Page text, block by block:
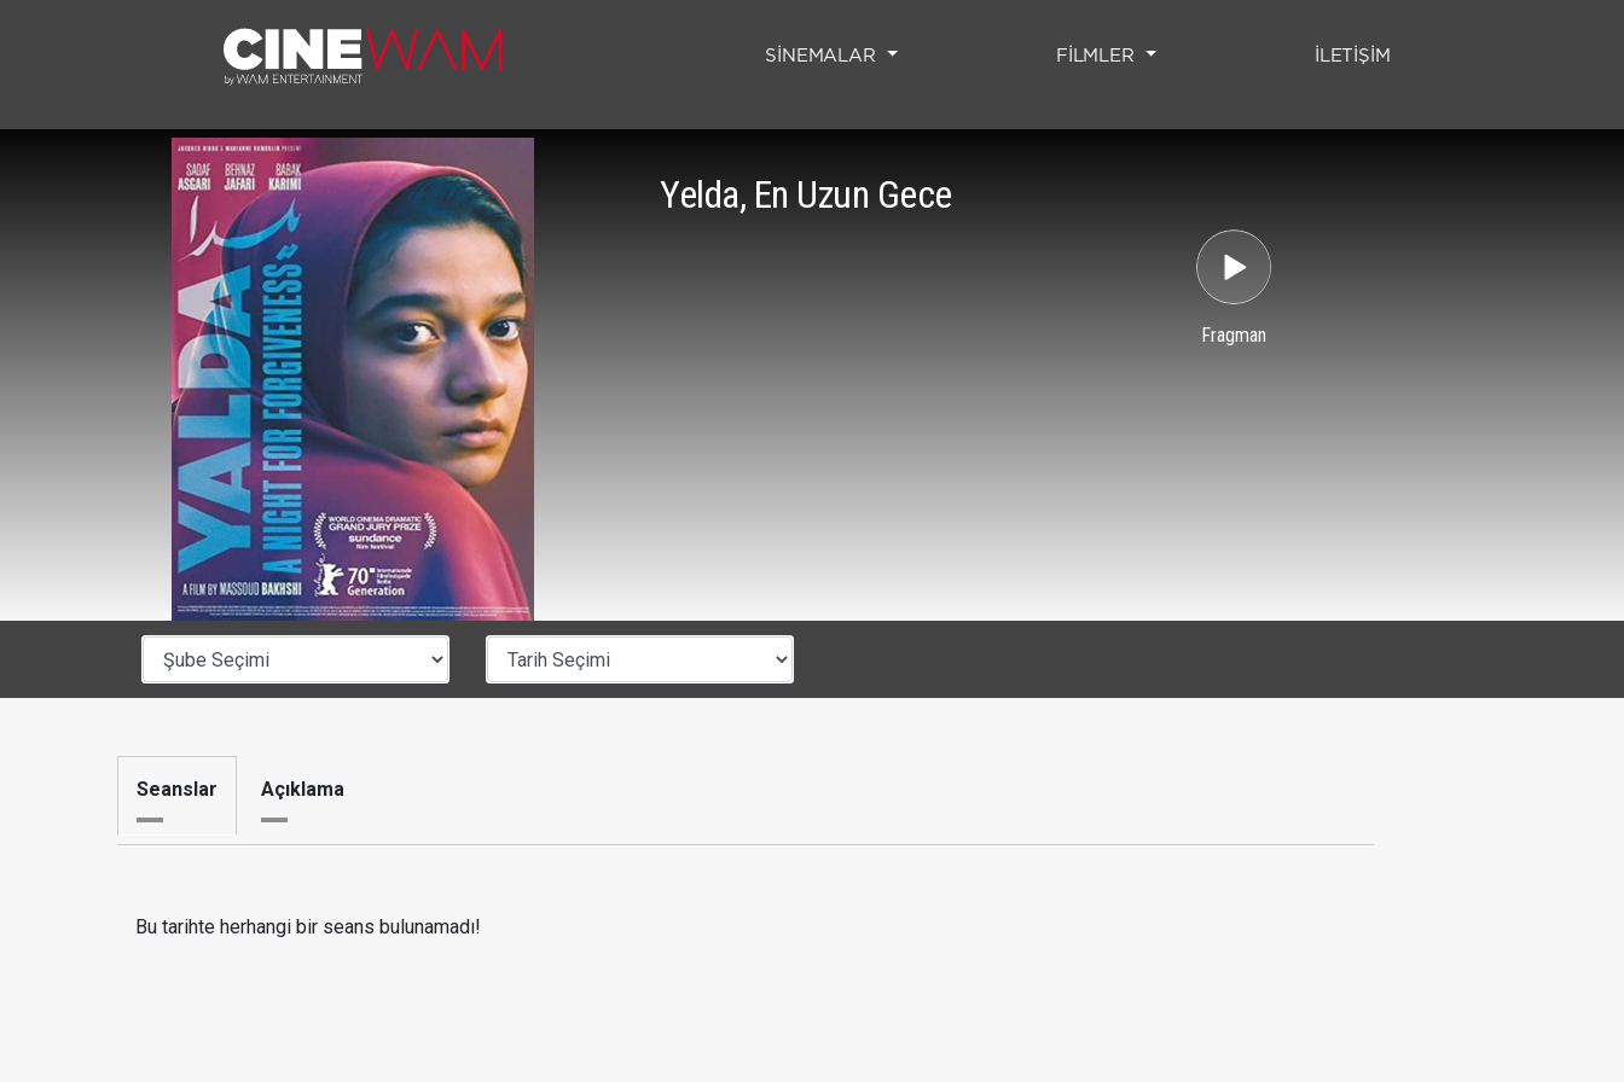
SİNEMALAR FİLMLER İLETİŞİM
Yelda, En Uzun Gece
Fragman
Seanslar Açıklama
Bu tarihte herhangi bir seans bulunamadı!